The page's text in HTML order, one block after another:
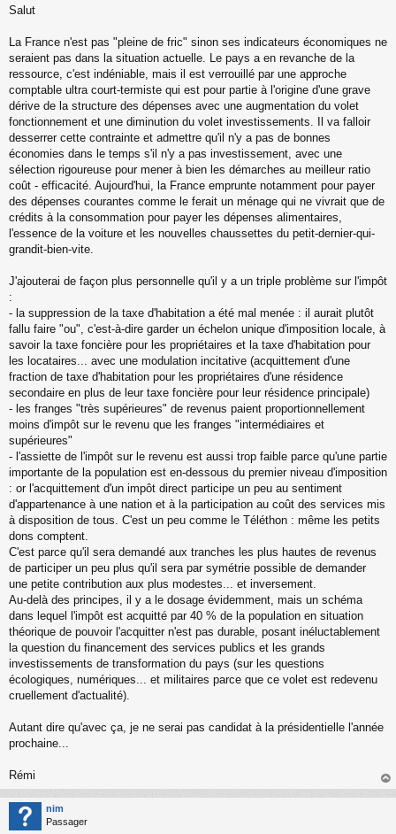
e
s
g
e
n
o
n
u
Salut
La France n'est pas "pleine de fric" sinon ses indicateurs économiques ne
seraient pas dans la situation actuelle. Le pays a en revanche de la
ressource, c'est indéniable, mais il est verrouillé par une approche
comptable ultra court-termiste qui est pour partie à l'origine d'une grave
dérive de la structure des dépenses avec une augmentation du volet
fonctionnement et une diminution du volet investissements. Il va falloir
desserrer cette contrainte et admettre qu'il n'y a pas de bonnes
économies dans le temps s'il n'y a pas investissement, avec une
sélection rigoureuse pour mener à bien les démarches au meilleur ratio
coût - efficacité. Aujourd'hui, la France emprunte notamment pour payer
des dépenses courantes comme le ferait un ménage qui ne vivrait que de
crédits à la consommation pour payer les dépenses alimentaires,
l'essence de la voiture et les nouvelles chaussettes du petit-dernier-qui-
grandit-bien-vite.
J'ajouterai de façon plus personnelle qu'il y a un triple problème sur l'impôt
:
- la suppression de la taxe d'habitation a été mal menée : il aurait plutôt
fallu faire "ou", c'est-à-dire garder un échelon unique d'imposition locale, à
savoir la taxe foncière pour les propriétaires et la taxe d'habitation pour
les locataires... avec une modulation incitative (acquittement d'une
fraction de taxe d'habitation pour les propriétaires d'une résidence
secondaire en plus de leur taxe foncière pour leur résidence principale)
- les franges "très supérieures" de revenus paient proportionnellement
moins d'impôt sur le revenu que les franges "intermédiaires et
supérieures"
- l'assiette de l'impôt sur le revenu est aussi trop faible parce qu'une partie
importante de la population est en-dessous du premier niveau d'imposition
: or l'acquittement d'un impôt direct participe un peu au sentiment
d'appartenance à une nation et à la participation au coût des services mis
à disposition de tous. C'est un peu comme le Téléthon : même les petits
dons comptent.
C'est parce qu'il sera demandé aux tranches les plus hautes de revenus
de participer un peu plus qu'il sera par symétrie possible de demander
une petite contribution aux plus modestes... et inversement.
Au-delà des principes, il y a le dosage évidemment, mais un schéma
dans lequel l'impôt est acquitté par 40 % de la population en situation
théorique de pouvoir l'acquitter n'est pas durable, posant inéluctablement
la question du financement des services publics et les grands
investissements de transformation du pays (sur les questions
écologiques, numériques... et militaires parce que ce volet est redevenu
cruellement d'actualité).
Autant dire qu'avec ça, je ne serai pas candidat à la présidentielle l'année
prochaine...
Rémi
au
nim
Passager